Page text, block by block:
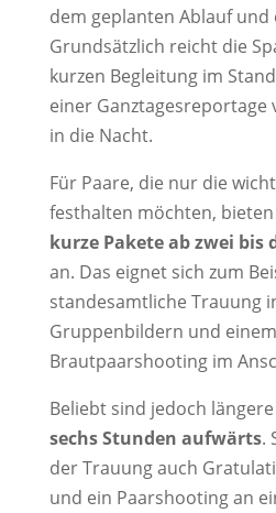
dem geplanten Ablauf und
Grundsätzlich reicht die
kurzen Begleitung im
einer
in die Nacht.
Für Paare, die nur die
festhalten möchten,
kurze Pakete ab zwei bis
an. Das eignet sich zum
standesamtliche Trauung
Gruppenbildern und
Brautpaarshooting im
Beliebt sind jedoch
sechs Stunden aufwärts.
der Trauung auch
und ein Paarshooting an